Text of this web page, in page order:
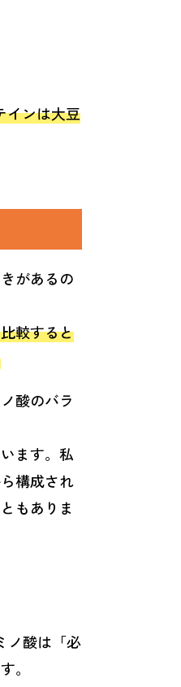
インは大豆
があるの
較すると
酸のバラ
ます。私
構成され
もありま
ノ酸は「必
。